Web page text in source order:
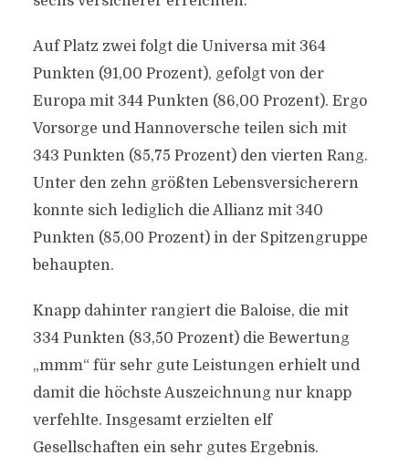
Auf Platz zwei folgt die Universa mit 364
Punkten (91,00 Prozent), gefolgt von der
Europa mit 344 Punkten (86,00 Prozent). Ergo
Vorsorge und Hannoversche teilen sich mit
343 Punkten (85,75 Prozent) den vierten Rang.
Unter den zehn größten Lebensversicherern
konnte sich lediglich die Allianz mit 340
Punkten (85,00 Prozent) in der Spitzengruppe
behaupten.
Knapp dahinter rangiert die Baloise, die mit
334 Punkten (83,50 Prozent) die Bewertung
„mmm“ für sehr gute Leistungen erhielt und
damit die höchste Auszeichnung nur knapp
verfehlte. Insgesamt erzielten elf
Gesellschaften ein sehr gutes Ergebnis.